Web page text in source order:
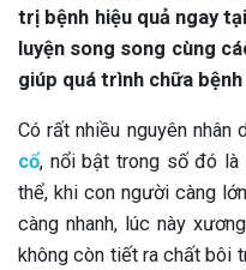
trị bệnh hiệu quả ngay
luyện song song cùng
giúp quá trình chữa
Có rất nhiều nguyên nhân
cổ, nổi bật trong số đó là
thể, khi con người càng
càng nhanh, lúc này
không còn tiết ra chất bôi